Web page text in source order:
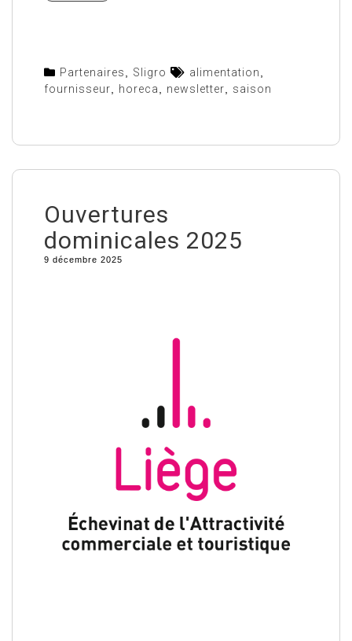
Partenaires Sligro alimentation
fournisseur
horeca newsletter saison
Ouvertures
dominicales 2025
9 décembre 2025